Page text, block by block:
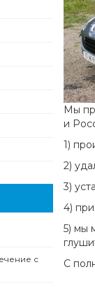
с
Мы
и
1)
2)
3)
4)
5) мы
С